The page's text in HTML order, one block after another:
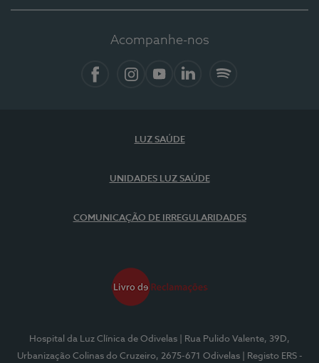
Acompanhe-nos
LUZ SAÚDE
UNIDADES LUZ SAÚDE
COMUNICAÇÃO DE IRREGULARIDADES
Hospital da Luz Clínica de Odivelas
| Rua Pulido Valente, 39D,
Urbanização Colinas do Cruzeiro, 2675-671 Odivelas
| Registo ERS -